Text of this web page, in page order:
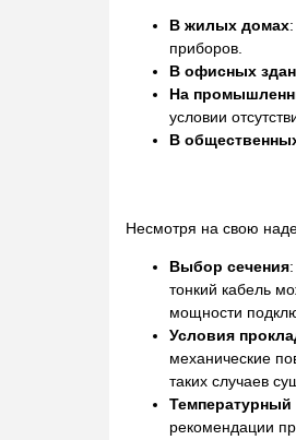
В жилых домах
приборов.
В офисных
На
условии
В
Несмотря на свою
Выбор сечения
тонкий кабель
мощности
Условия
механические
таких случаев
рекомендации